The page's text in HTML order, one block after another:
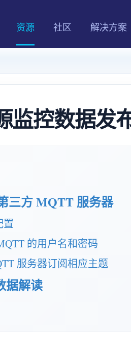
资源 社区 解决方案
监控数据发
三方 MQTT 服务器
置
的用户名和密码
服务器订阅相应主题
据解读